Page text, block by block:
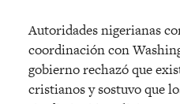
Autoridades nigerianas
coordinación con
gobierno rechazó que
cristianos y sostuvo que